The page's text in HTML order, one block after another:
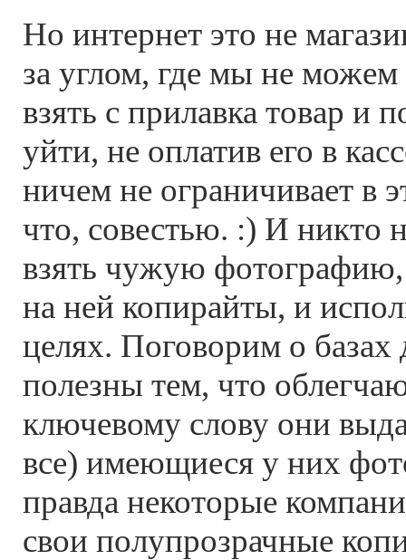
Но интернет это не
за углом, где мы не можем
взять с прилавка товар и
уйти, не оплатив его в
ничем не ограничивает в
что, совестью. :) И никто
взять чужую фотографию,
на ней копирайты, и
целях. Поговорим о
полезны тем, что
ключевому слову они
все) имеющиеся у них
правда некоторые
свои полупрозрачные